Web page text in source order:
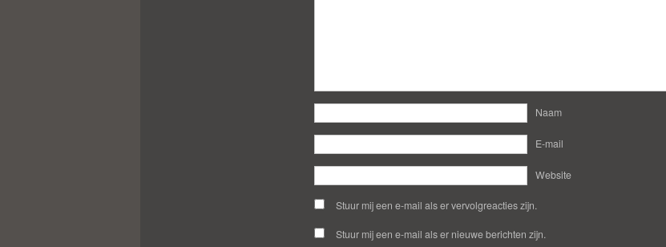
Naam
E-mail
Website
Stuur mij een e-mail als er vervolgreacties zijn.
Stuur mij een e-mail als er nieuwe berichten zijn.